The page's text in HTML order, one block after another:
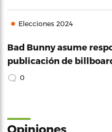
Elecciones 2024
Bad Bunny asume
publicación de
0
Opiniones